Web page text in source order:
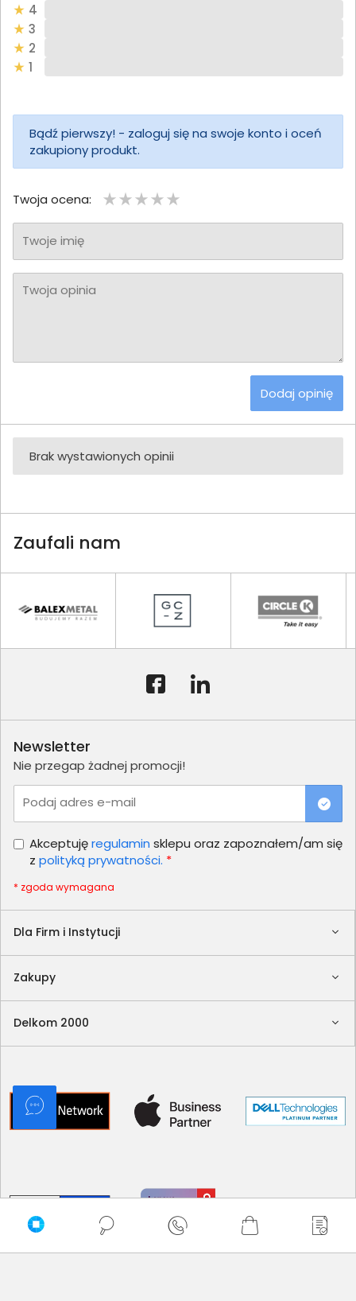
4
3
2
1
Bądź pierwszy! - zaloguj się na swoje konto i oceń
zakupiony produkt.
Twoja ocena:
Twoje imię
Twoja opinia
Dodaj opinię
Brak wystawionych opinii
Zaufali nam
Dla Firm i Instytucji
Zakupy
Delkom 2000
Newsletter
Nie przegap żadnej promocji!
Podaj adres e-mail
Akceptujęregulamin sklepu oraz zapoznałem/am się
z polityką prywatności. *
* zgoda wymagana